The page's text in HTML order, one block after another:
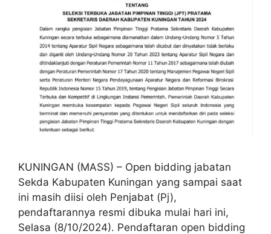
KUNINGAN (MASS) – Open bidding jabatan
Sekda Kabupaten Kuningan yang sampai saat
ini masih diisi oleh Penjabat (Pj),
pendaftarannya resmi dibuka mulai hari ini,
Selasa (8/10/2024). Pendaftaran open bidding